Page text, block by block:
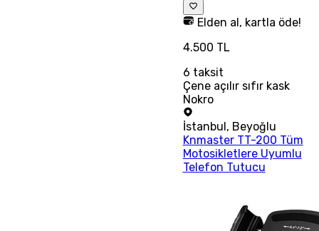
Elden al, kartla öde!
4.500 TL
6 taksit
Çene açılır sıfır kask
Nokro
İstanbul , Beyoğlu
Knmaster TT-200 Tüm
Motosikletlere Uyumlu
Telefon Tutucu